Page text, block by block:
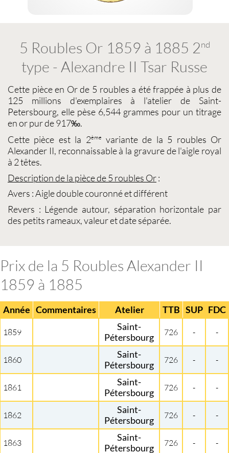
5 Roubles Or 1859 à 1885 2nd
type - Alexandre II Tsar Russe
Cette pièce en Orde 5 roubles a été frappée à plus de
125 millions d'exemplaires à l'atelier de Saint-
Petersbourg, elle pèse 6,544 grammes pour un titrage
en or pur de 917‰.
Cette pièce est la 2ème variante de la 5 roubles Or
Alexander II, reconnaissable à la gravure de l'aigle royal
à 2 têtes.
Description de la pièce de5 roubles Or:
Avers : Aigle double couronné et différent
Revers : Légende autour, séparation horizontale par
des petits rameaux, valeur et date séparée.
Prix de la 5 Roubles Alexander II
1859 à 1885
Année Commentaires Atelier TTB SUP FDC
1859
Saint-
Pétersbourg
726 - -
1860
Saint-
Pétersbourg
726 - -
1861
Saint-
Pétersbourg
726 - -
1862
Saint-
Pétersbourg
726 - -
1863
Saint-
Pétersbourg
726 - -